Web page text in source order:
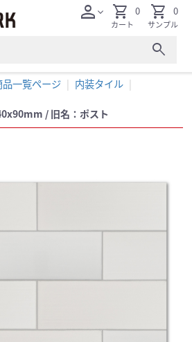
search
personexpand_more shopping_cart
カート
0 shopping_cart
サンプル
0
品一覧ページ 内装タイル
/ 旧名：ポスト